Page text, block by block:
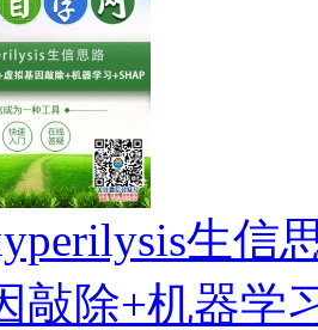
生信
敲除+机器学